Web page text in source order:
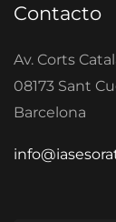
Contacto
Av. Corts
08173 Sant
Barcelona